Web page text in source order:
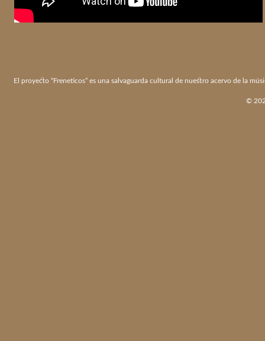
El proyecto “Freneticos” es una salvaguarda cultural de nuestro acervo de la
©